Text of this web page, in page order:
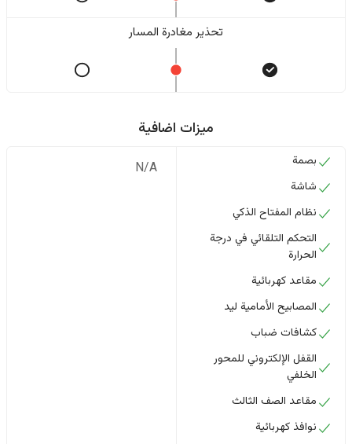
تحذير مغادرة المسار
ميزات اضافية
بصمة
شاشة
نظام المفتاح الذكي
التحكم التلقائي في درجة
الحرارة
مقاعد كهربائية
المصابيح الأمامية ليد
كشافات ضباب
القفل الإلكتروني للمحور
الخلفي
مقاعد الصف الثالث
نوافذ كهربائية
N/A